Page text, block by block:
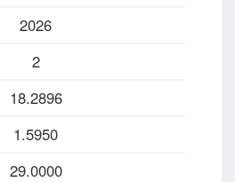
2026
2
18.2896
1.5950
29.0000